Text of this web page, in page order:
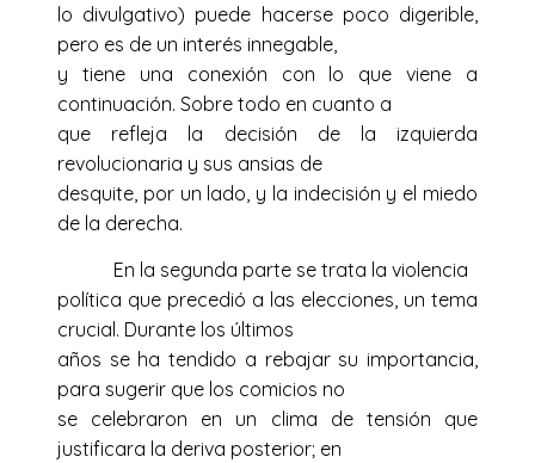
lo divulgativo) puede hacerse poco digerible,
pero es de un interés innegable,
y tiene una conexión con lo que viene a
continuación. Sobre todo en cuanto a
que refleja la decisión de la izquierda
revolucionaria y sus ansias de
desquite, por un lado, y la indecisión y el miedo
de la derecha.
En la segunda parte se trata la violencia
política que precedió a las elecciones, un tema
crucial. Durante los últimos
años se ha tendido a rebajar su importancia,
para sugerir que los comicios no
se celebraron en un clima de tensión que
justificara la deriva posterior; en